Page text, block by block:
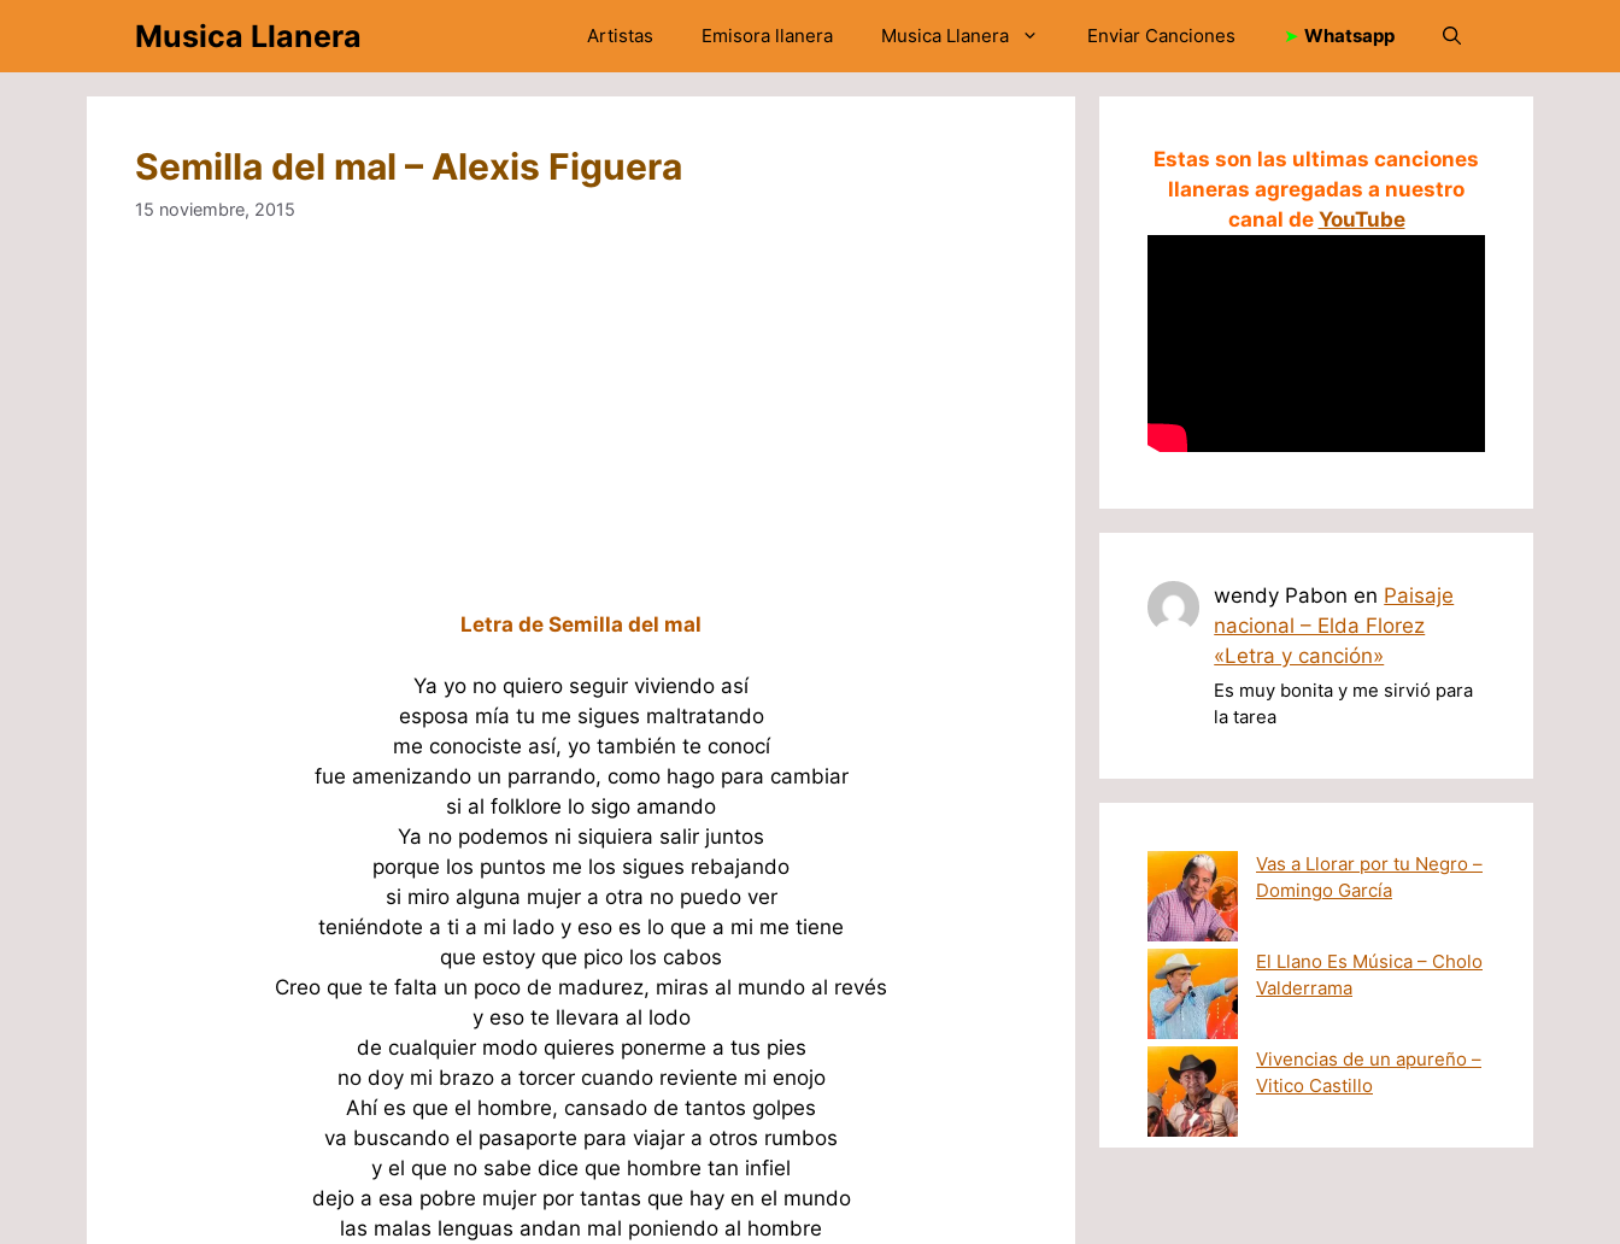
contenido
Musica Llanera Artistas Emisora llanera Musica Llanera Enviar Canciones ➤ Whatsapp
Semilla del mal – Alexis Figuera
15 noviembre, 2015
Letra de Semilla del mal
Ya yo no quiero seguir viviendo así
esposa mía tu me sigues maltratando
me conociste así, yo también te conocí
fue amenizando un parrando, como hago para cambiar
si al folklore lo sigo amando
Ya no podemos ni siquiera salir juntos
porque los puntos me los sigues rebajando
si miro alguna mujer a otra no puedo ver
teniéndote a ti a mi lado y eso es lo que a mi me tiene
que estoy que pico los cabos
Creo que te falta un poco de madurez, miras al mundo al revés
y eso te llevara al lodo
de cualquier modo quieres ponerme a tus pies
no doy mi brazo a torcer cuando reviente mi enojo
Ahí es que el hombre, cansado de tantos golpes
va buscando el pasaporte para viajar a otros rumbos
y el que no sabe dice que hombre tan infiel
dejo a esa pobre mujer por tantas que hay en el mundo
las malas lenguas andan mal poniendo al hombre
Estas son las ultimas canciones
llaneras agregadas a nuestro
canal de YouTube
wendy Pabon en Paisaje
nacional – Elda Florez
«Letra y canción»
Es muy bonita y me sirvió para
la tarea
Vas a Llorar por tu Negro –
Domingo García
El Llano Es Música – Cholo
Valderrama
Vivencias de un apureño –
Vitico Castillo